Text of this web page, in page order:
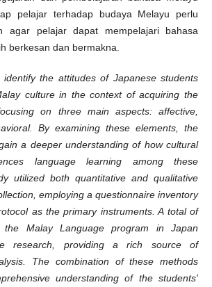
pelajar terhadap budaya Melayu perlu
agar pelajar dapat mempelajari bahasa
berkesan dan bermakna.
the attitudes of Japanese students
culture in the context of acquiring the
on three main aspects: affective,
By examining these elements, the
a deeper understanding of how cultural
language learning among these
utilized both quantitative and qualitative
employing a questionnaire inventory
as the primary instruments. A total of
Malay Language program in Japan
research, providing a rich source of
The combination of these methods
understanding of the students'